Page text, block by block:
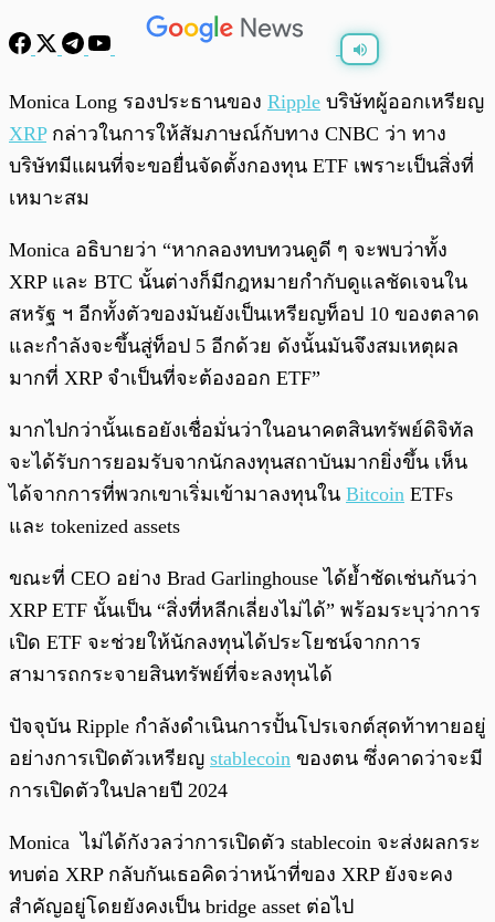
0:00
Monica Long รองประธานของ Ripple บริษัทผู้ออกเหรียญ
XRPกล่าวในการให้สัมภาษณ์กับทาง CNBC ว่า ทาง
บริษัทมีแผนที่จะขอยื่นจัดตั้งกองทุน ETF เพราะเป็นสิ่งที่
เหมาะสม
Monica อธิบายว่า “หากลองทบทวนดูดี ๆ จะพบว่าทั้ง
XRP และ BTC นั้นต่างก็มีกฎหมายกำกับดูแลชัดเจนใน
สหรัฐ ฯ อีกทั้งตัวของมันยังเป็นเหรียญท็อป 10 ของตลาด
และกำลังจะขึ้นสู่ท็อป 5 อีกด้วย ดังนั้นมันจึงสมเหตุผล
มากที่ XRP จำเป็นที่จะต้องออก ETF”
มากไปกว่านั้นเธอยังเชื่อมั่นว่าในอนาคตสินทรัพย์ดิจิทัล
จะได้รับการยอมรับจากนักลงทุนสถาบันมากยิ่งขึ้น เห็น
ได้จากการที่พวกเขาเริ่มเข้ามาลงทุนใน Bitcoin ETFs
และ tokenized assets
ขณะที่ CEO อย่าง Brad Garlinghouse ได้ย้ำชัดเช่นกันว่า
XRP ETF นั้นเป็น “สิ่งที่หลีกเลี่ยงไม่ได้” พร้อมระบุว่าการ
เปิด ETF จะช่วยให้นักลงทุนได้ประโยชน์จากการ
สามารถกระจายสินทรัพย์ที่จะลงทุนได้
ปัจจุบัน Ripple กำลังดำเนินการปั้นโปรเจกต์สุดท้าทายอยู่
อย่างการเปิดตัวเหรียญ stablecoin ของตน ซึ่งคาดว่าจะมี
การเปิดตัวในปลายปี 2024
Monica ไม่ได้กังวลว่าการเปิดตัว stablecoin จะส่งผลกระ
ทบต่อ XRP กลับกันเธอคิดว่าหน้าที่ของ XRP ยังจะคง
สำคัญอยู่โดยยังคงเป็น bridge asset ต่อไป